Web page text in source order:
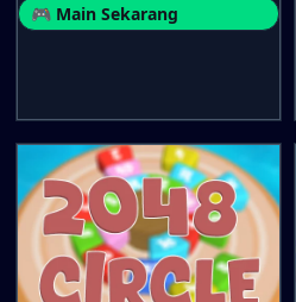
🎮 Main Sekarang